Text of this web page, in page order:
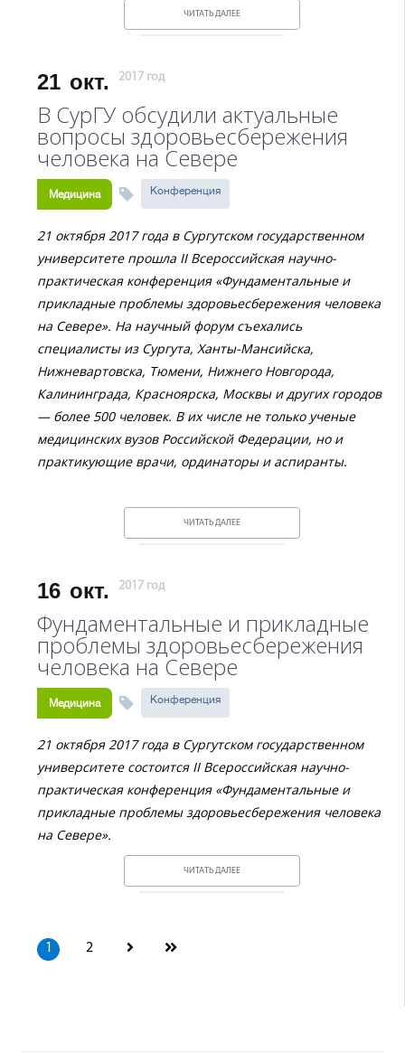
ЧИТАТЬ ДАЛЕЕ
21 окт. 2017 год
В СурГУ обсудили актуальные
вопросы здоровьесбережения
человека на Севере
Медицина Конференция
21 октября 2017 года в Сургутском государственном
университете прошла II Всероссийская научно-
практическая конференция «Фундаментальные и
прикладные проблемы здоровьесбережения человека
на Севере». На научный форум съехались
специалисты из Сургута, Ханты-Мансийска,
Нижневартовска, Тюмени, Нижнего Новгорода,
Калининграда, Красноярска, Москвы и других городов
— более 500 человек. В их числе не только ученые
медицинских вузов Российской Федерации, но и
практикующие врачи, ординаторы и аспиранты.
ЧИТАТЬ ДАЛЕЕ
16 окт. 2017 год
Фундаментальные и прикладные
проблемы здоровьесбережения
человека на Cевере
Медицина Конференция
21 октября 2017 года в Сургутском государственном
университете состоится II Всероссийская научно-
практическая конференция «Фундаментальные и
прикладные проблемы здоровьесбережения человека
на Севере».
ЧИТАТЬ ДАЛЕЕ
1 2